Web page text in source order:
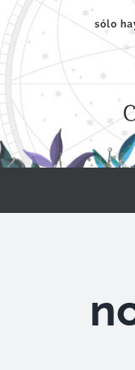
Saltar
contenido
sólo